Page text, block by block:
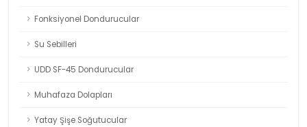
Fonksiyonel Dondurucular
Su Sebilleri
UDD SF-45 Dondurucular
Muhafaza Dolapları
Yatay Şişe Soğutucular